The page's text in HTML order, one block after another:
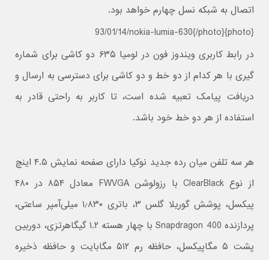
اتصال به شبکه نسل چهارم خواهد بود.
{photo}93/01/14/nokia-lumia-630{/photo}
در رابط کاربری ویندوز فون در لومیا ۶۳۵ دو کاشی برای شماره
گیری با هر کدام از دو خط و دو کاشی برای دسترسی به ارسال و
دریافت پیامک تعبیه شده است، تا کاربر به راحتی قادر به
استفاده از هر دو خط خود باشد.
هر سه تلفن میان رده جدید نوکیا دارای صفحه نمایش ۴.۵ اینچ
از نوع ClearBlack با رزولوشن FWVGA معادل ۸۵۴ در ۴۸۰
پیکسل، پوشش گوریلا گلس ۳، باتری ۱٫۸۳۰ میلی‌‌آمپر ساعتی،
پردازنده Snapdragon 400 با چهار هسته ۱.۲ گیگاهرتزی، دوربین
پشت ۵ مگاپیکسل، حافظه رم ۵۱۲ مگابایت و حافظه ذخیره